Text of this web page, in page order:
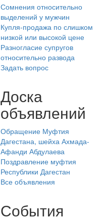
Сомнения относительно
выделений у мужчин
Купля-продажа по слишком
низкой или высокой цене
Разногласие супругов
относительно развода
Задать вопрос
Доска
объявлений
Обращение Муфтия
Дагестана, шейха Ахмада-
Афанди Абдулаева
Поздравление муфтия
Республики Дагестан
Все объявления
События